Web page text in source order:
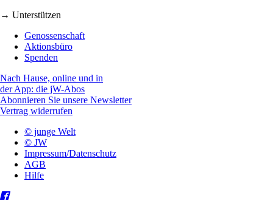
→ Unterstützen
Genossenschaft
Aktionsbüro
Spenden
Nach Hause, online und in
der App: die jW-Abos
Abonnieren Sie unsere Newsletter
Vertrag widerrufen
© junge Welt
© JW
Impressum/Datenschutz
AGB
Hilfe